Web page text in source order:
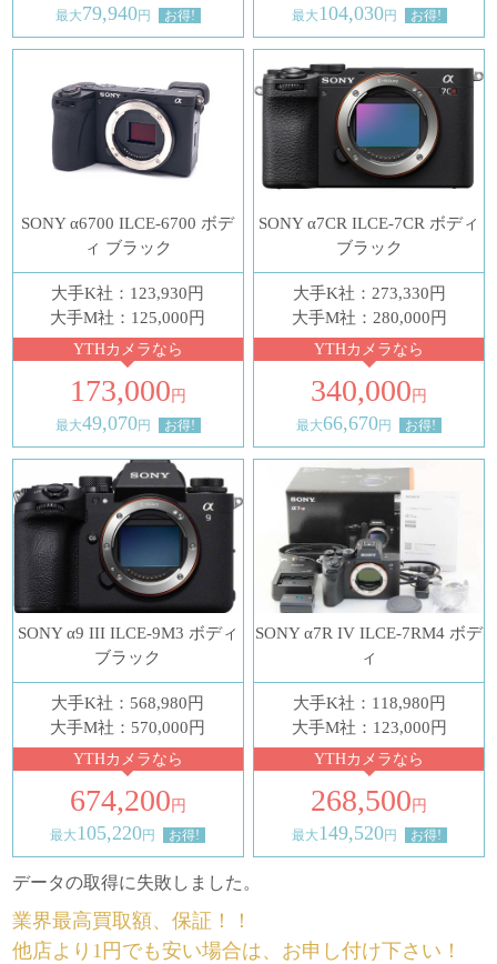
最大79,940円 お得! 最大104,030円 お得!
SONY α6700 ILCE-6700 ボデ
ィ ブラック
大手K社：123,930円
大手M社：125,000円
YTHカメラなら
173,000 円
最大49,070円 お得!
SONY α7CR ILCE-7CR ボディ
ブラック
大手K社：273,330円
大手M社：280,000円
YTHカメラなら
340,000 円
最大66,670円 お得!
SONY α9 III ILCE-9M3 ボディ
ブラック
大手K社：568,980円
大手M社：570,000円
YTHカメラなら
674,200 円
最大 105,220円 お得!
SONY α7R IV ILCE-7RM4 ボデ
ィ
大手K社：118,980円
大手M社：123,000円
YTHカメラなら
268,500 円
最大 149,520円 お得!
データの取得に失敗しました。
業界最高買取額、保証！！
他店より1円でも安い場合は、お申し付け下さい！